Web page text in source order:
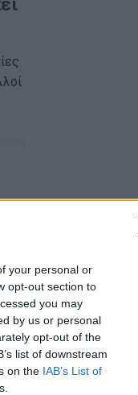
your personal or
opt-out section to
you may
by us or personal
opt-out of the
list of downstream
on the IAB’s List of